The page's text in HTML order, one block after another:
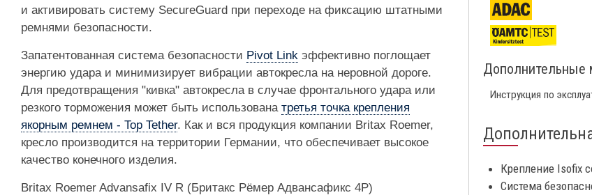
и активировать систему SecureGuard при переходе на фиксацию штатными
ремнями безопасности.
Запатентованная система безопасности Pivot Link эффективно поглощает
энергию удара и минимизирует вибрации автокресла на неровной дороге.
Для предотвращения "кивка" автокресла в случае фронтального удара или
резкого торможения может быть использована третья точка крепления
якорным ремнем - Top Tether. Как и вся продукция компании Britax Roemer,
кресло производится на территории Германии, что обеспечивает высокое
качество конечного изделия.
Britax Roemer Advansafix IV R (Бритакс Рёмер Адвансафикс 4Р)
Дополнительные
Инструкция по
Крепление Isofix
Система